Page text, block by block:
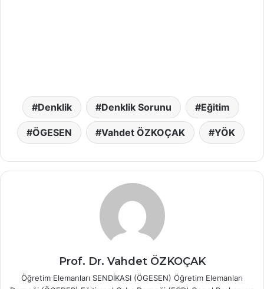
Denklik Denklik Sorunu Eğitim
ÖGESEN Vahdet ÖZKOÇAK YÖK
Prof. Dr. Vahdet ÖZKOÇAK
Öğretim Elemanları SENDİKASI (ÖGESEN) Öğretim Elemanları